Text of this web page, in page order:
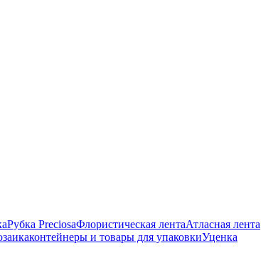
Рубка PreciosaФлористическая лентаАтласная лента
контейнеры и товары для упаковкиУценка